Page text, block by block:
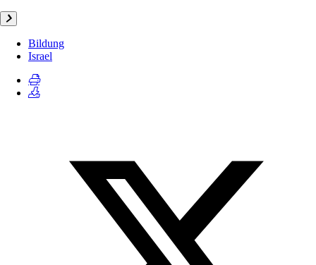
Bildung
Israel